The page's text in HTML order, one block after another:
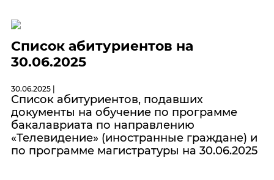
Список абитуриентов на
30.06.2025
30.06.2025 |
Список абитуриентов, подавших
документы на обучение по программе
бакалавриата по направлению
«Телевидение» (иностранные граждане) и
по программе магистратуры на 30.06.2025